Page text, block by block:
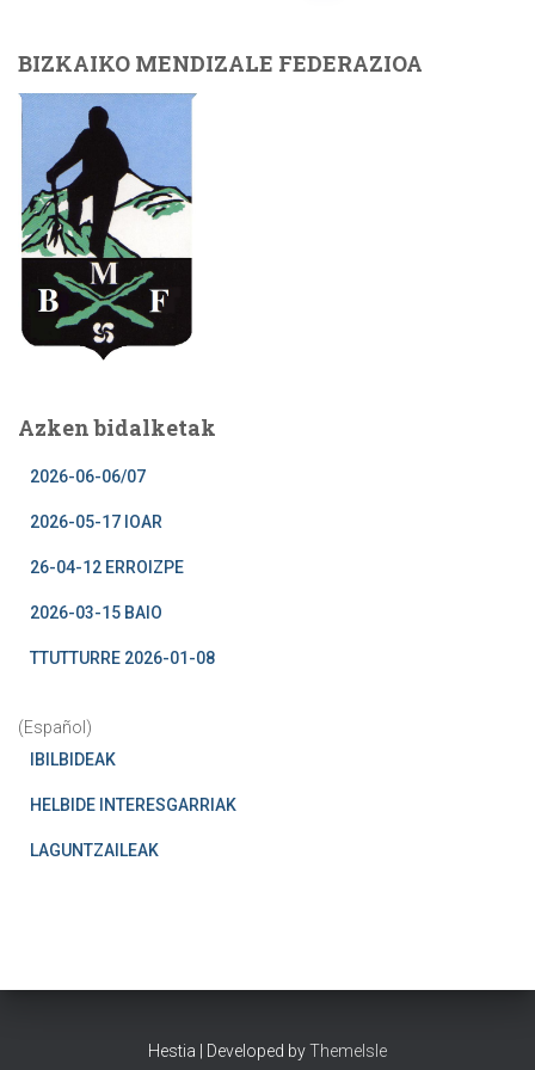
BIZKAIKO MENDIZALE FEDERAZIOA
Azken bidalketak
2026-06-06/07
2026-05-17 IOAR
26-04-12 ERROIZPE
2026-03-15 BAIO
TTUTTURRE 2026-01-08
(Español)
IBILBIDEAK
HELBIDE INTERESGARRIAK
LAGUNTZAILEAK
Hestia | Developed byThemeIsle